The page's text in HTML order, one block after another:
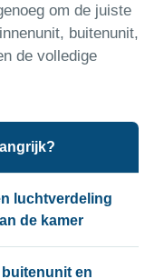
om de juiste
buitenunit,
de volledige
luchtverdeling
de kamer
en